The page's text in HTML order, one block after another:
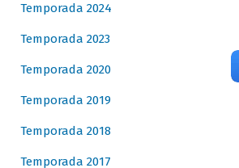
Temporada 2024
Temporada 2023
Temporada 2020
Temporada 2019
Temporada 2018
Temporada 2017